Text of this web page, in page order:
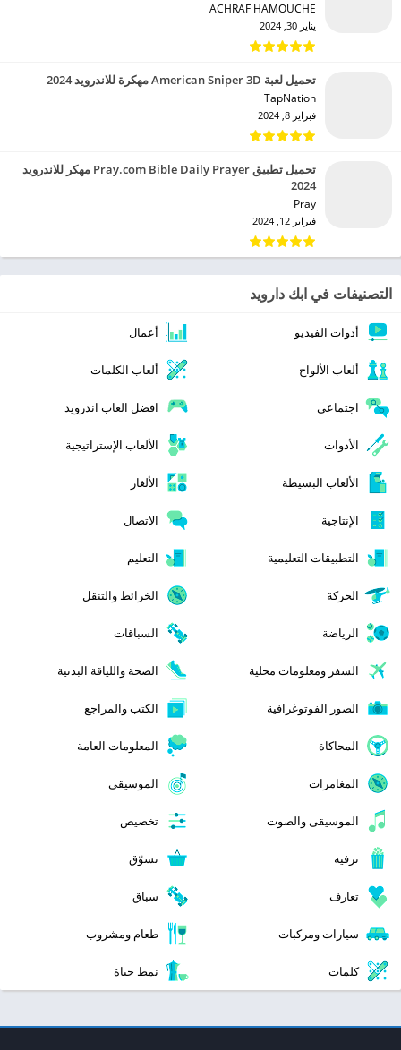
ACHRAF HAMOUCHE‏
يناير 30, 2024
تحميل لعبة American Sniper 3D مهكرة للاندرويد 2024
TapNation‏
فبراير 8, 2024
تحميل تطبيق Pray.com Bible Daily Prayer مهكر للاندرويد
2024
Pray‏
فبراير 12, 2024
التصنيفات في ابك دارويد
أدوات الفيديو أعمال
ألعاب الألواح ألعاب الكلمات
اجتماعي افضل العاب اندرويد
الأدوات الألعاب الإستراتيجية
الألعاب البسيطة الألغاز
الإنتاجية الاتصال
التطبيقات التعليمية التعليم
الحركة الخرائط والتنقل
الرياضة السباقات
السفر ومعلومات محلية الصحة واللياقة البدنية
الصور الفوتوغرافية الكتب والمراجع
المحاكاة المعلومات العامة
المغامرات الموسيقى
الموسيقى والصوت تخصيص
ترفيه تسوّق
تعارف سباق
سيارات ومركبات طعام ومشروب
كلمات نمط حياة